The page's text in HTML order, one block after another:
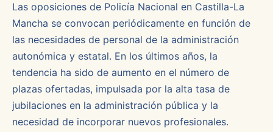
Las oposiciones de Policía Nacional en Castilla-La
Mancha se convocan periódicamente en función de
las necesidades de personal de la administración
autonómica y estatal. En los últimos años, la
tendencia ha sido de aumento en el número de
plazas ofertadas, impulsada por la alta tasa de
jubilaciones en la administración pública y la
necesidad de incorporar nuevos profesionales.